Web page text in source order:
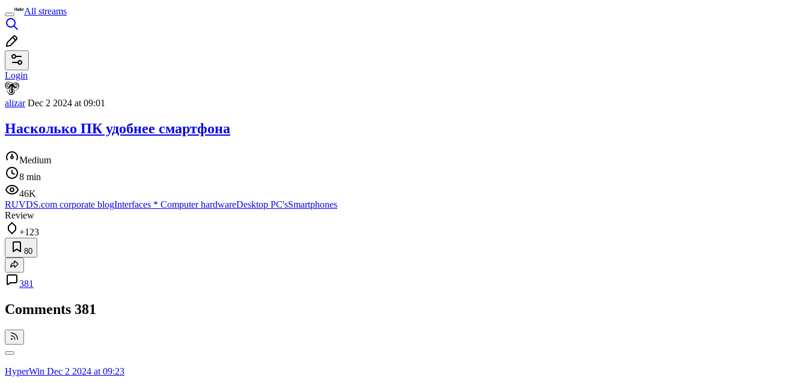
All streams
Login
alizarDec 2 2024 at 09:01
Насколько ПК удобнее смартфона
Medium
8 min
46K
RUVDS.com corporate blogInterfaces * Computer hardwareDesktop PC'sSmartphones
Review
+123
80
381
Comments 381
HyperWin Dec 2 2024 at 09:23